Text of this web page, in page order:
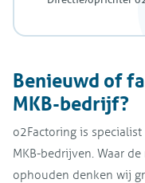
Benieuwd of
MKB-bedrijf?
o2Factoring is
MKB-bedrijven. Waar
ophouden denken wij